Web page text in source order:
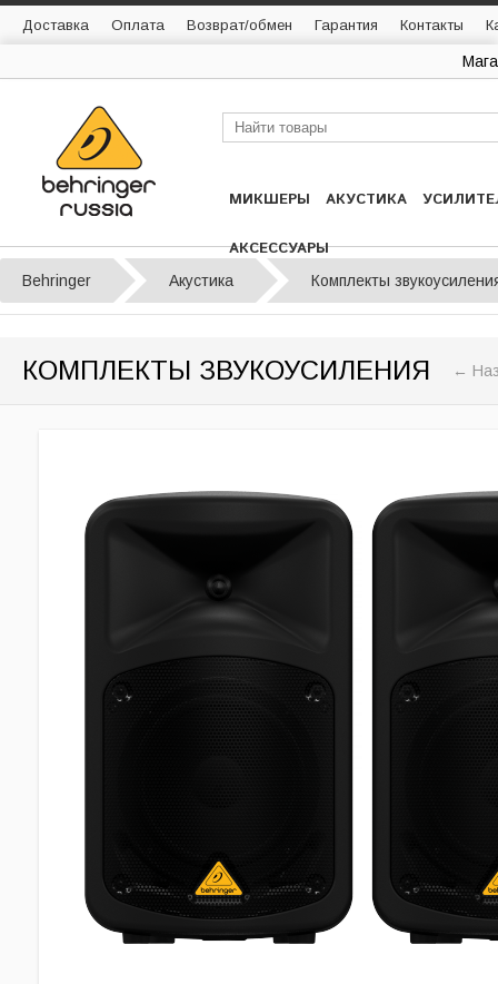
Доставка Оплата Возврат/обмен Гарантия Контакты
МИКШЕРЫ АКУСТИКА
АКСЕССУАРЫ
Behringer Акустика Комплекты
КОМПЛЕКТЫ ЗВУКОУСИЛЕНИЯ ←